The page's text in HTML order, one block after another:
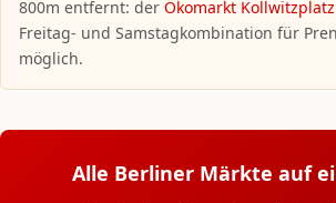
800m entfernt: der Ökomarkt Kollwitzplatz
Freitag- und Samstagkombination für
möglich.
Alle Berliner Märkte auf